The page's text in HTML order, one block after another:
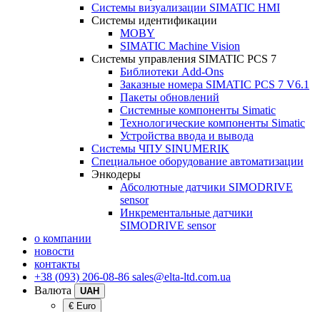
Системы визуализации SIMATIC HMI
Системы идентификации
MOBY
SIMATIC Machine Vision
Системы управления SIMATIC PCS 7
Библиотеки Add-Ons
Заказные номера SIMATIC PCS 7 V6.1
Пакеты обновлений
Системные компоненты Simatic
Технологические компоненты Simatic
Устройства ввода и вывода
Системы ЧПУ SINUMERIK
Специальное оборудование автоматизации
Энкодеры
Абсолютные датчики SIMODRIVE
sensor
Инкрементальные датчики
SIMODRIVE sensor
о компании
новости
контакты
+38 (093) 206-08-86 sales@elta-ltd.com.ua
Валюта
UAH
€ Euro